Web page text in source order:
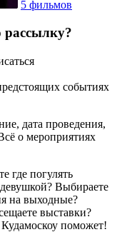
5 фильмов
рассылку?
событиях
дата проведения,
о мероприятиях
где погулять
Выбираете
на выходные?
выставки?
Кудамоскоу поможет!